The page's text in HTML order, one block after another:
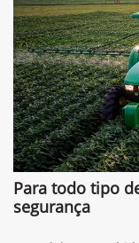
Para todo tipo
segurança